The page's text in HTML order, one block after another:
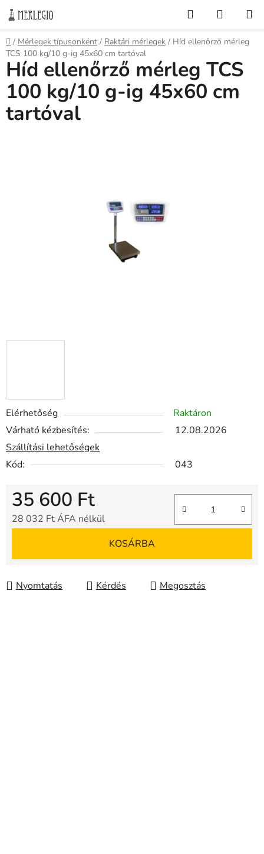
Ugrás
fő
tartalomhoz
KeresésKOSÁR
Kezdőlap
/ Mérlegek típusonként / Raktári mérlegek / Híd ellenőrző mérleg
TCS 100 kg/10 g-ig 45x60 cm tartóval
Elérhetőség
Raktáron
Várható kézbesítés:
12.08.2026
Szállítási lehetőségek
Kód:
043
35 600 Ft
28 032 Ft ÁFA nélkül
KOSÁRBA
Nyomtatás Kérdés Megosztás
Híd ellenőrző mérleg TCS
100 kg/10 g-ig 45x60 cm
tartóval